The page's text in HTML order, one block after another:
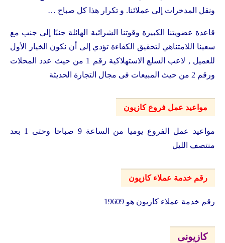
ونقل المدخرات إلى عملائنا. و تكرار هذا كل صباح …
قاعدة عضويتنا الكبيرة وقوتنا الشرائية الهائلة جنبًا إلى جنب مع
سعينا اللامتناهي لتحقيق الكفاءة تؤدي إلى أن نكون الخيار الأول
للعميل , لاعب السلع الاستهلاكية رقم 1 من حيث عدد المحلات
ورقم 2 من حيث المبيعات فى مجال التجارة الحديثة
مواعيد عمل فروع كازيون
مواعيد عمل الفروع يوميا من الساعة 9 صباحا وحتى 1 بعد
منتصف الليل
رقم خدمة عملاء كازيون
رقم خدمة عملاء كازيون هو 19609
كازيونى